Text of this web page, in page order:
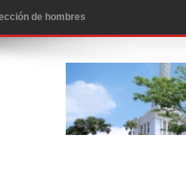
personas con enfermedades terminales
SD 2026
aeropuertos de EE.UU., según NBC
problema cardíaco